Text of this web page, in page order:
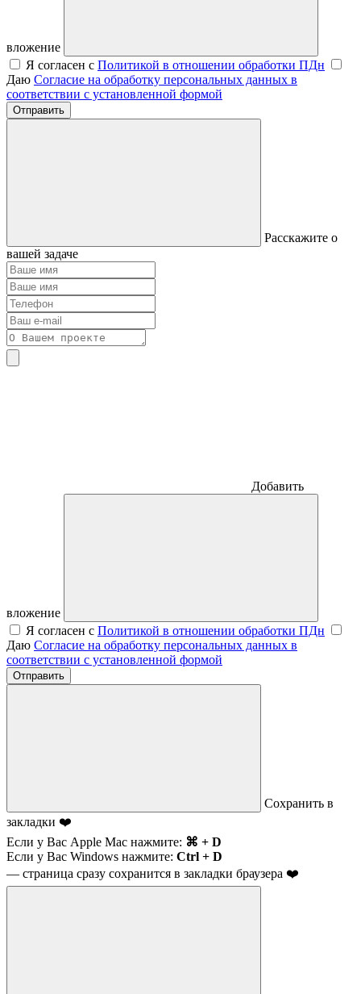
вложение
Я согласен с Политикой в отношении обработки ПДн
Даю Согласие на обработку персональных данных в
соответствии с установленной формой
Отправить
Расскажите о
вашей задаче
Добавить
вложение
Я согласен с Политикой в отношении обработки ПДн
Даю Согласие на обработку персональных данных в
соответствии с установленной формой
Отправить
Сохранить в
закладки ❤️
Если у Вас Apple Mac нажмите: ⌘ + D
Если у Вас Windows нажмите: Ctrl + D
— страница сразу сохранится в закладки браузера ❤️